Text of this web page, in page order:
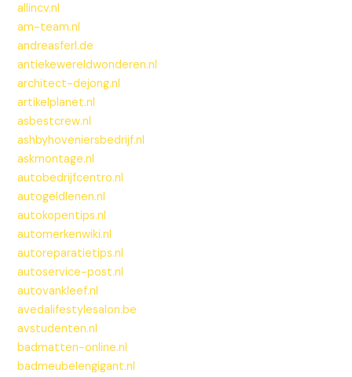
allincv.nl
am-team.nl
andreasferl.de
antiekewereldwonderen.nl
architect-dejong.nl
artikelplanet.nl
asbestcrew.nl
ashbyhoveniersbedrijf.nl
askmontage.nl
autobedrijfcentro.nl
autogeldlenen.nl
autokopentips.nl
automerkenwiki.nl
autoreparatietips.nl
autoservice-post.nl
autovankleef.nl
avedalifestylesalon.be
avstudenten.nl
badmatten-online.nl
badmeubelengigant.nl